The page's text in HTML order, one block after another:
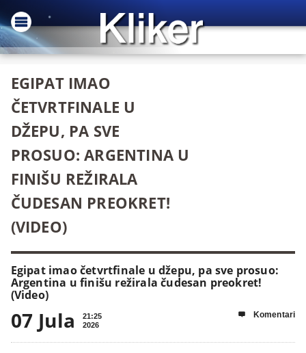
EGIPAT IMAO
ČETVRTFINALE U
DŽEPU, PA SVE
PROSUO: ARGENTINA U
FINIŠU REŽIRALA
ČUDESAN PREOKRET!
(VIDEO)
Egipat imao četvrtfinale u džepu, pa sve prosuo:
Argentina u finišu režirala čudesan preokret!
(Video)
07 Jula
21:25
2026
 Komentari